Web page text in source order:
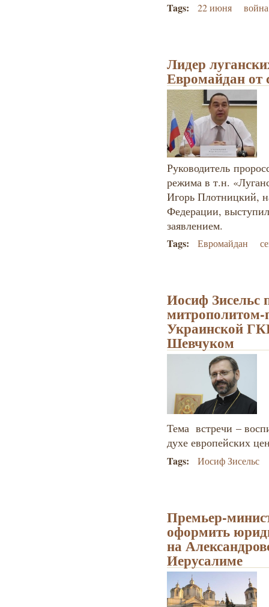
Tags: 22 июня война
Лидер
Евромайдан от
Руководитель
режима в т.н.
Игорь Плотницкий,
Федерации,
заявлением.
Tags: Евромайдан
Иосиф Зисельс
митрополитом-
Украинской
Шевчуком
Тема встречи –
духе европейских
Tags: Иосиф Зисельс
Премьер-
оформить
на
Иерусалиме